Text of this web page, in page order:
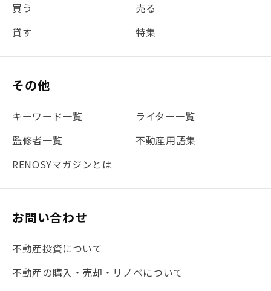
買う
売る
貸す
特集
その他
キーワード一覧
ライター一覧
監修者一覧
不動産用語集
RENOSYマガジンとは
お問い合わせ
不動産投資について
不動産の購入・売却・リノベについて